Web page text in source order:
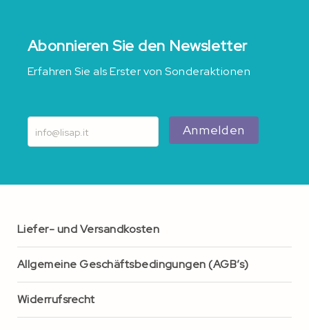
Abonnieren Sie den Newsletter
Erfahren Sie als Erster von Sonderaktionen
Anmelden
Liefer- und Versandkosten
Allgemeine Geschäftsbedingungen (AGB’s)
Widerrufsrecht